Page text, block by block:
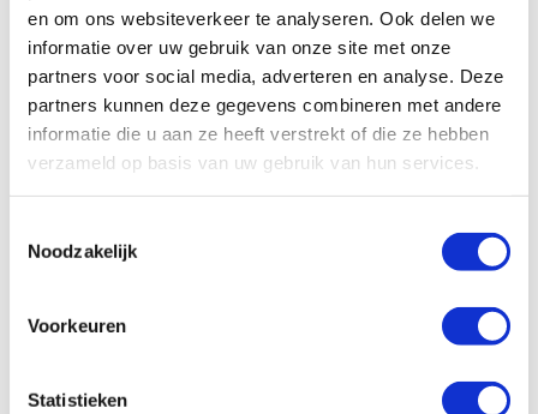
en om ons websiteverkeer te analyseren. Ook delen we
informatie over uw gebruik van onze site met onze
partners voor social media, adverteren en analyse. Deze
partners kunnen deze gegevens combineren met andere
informatie die u aan ze heeft verstrekt of die ze hebben
verzameld op basis van uw gebruik van hun services.
Noodzakelijk
Voorkeuren
Statistieken
camper.